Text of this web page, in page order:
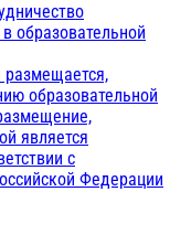
образовательной
образовательной
является
с
Федерации